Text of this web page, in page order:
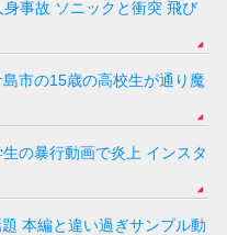
事故 ソニックと衝突 飛び
市の15歳の高校生が通り魔
の暴行動画で炎上 インスタ
本編と違い過ぎサンプル動